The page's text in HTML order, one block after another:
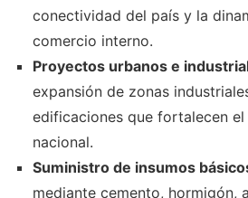
conectividad del país y la
comercio interno.
Proyectos urbanos e
expansión de zonas
edificaciones que fortalecen
nacional.
Suministro de insumos
mediante cemento, hormigón,